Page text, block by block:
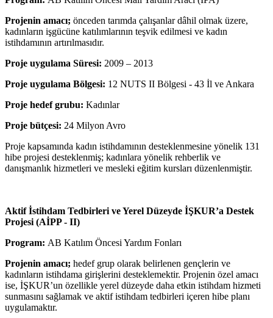
Projenin amacı; önceden tarımda çalışanlar dâhil olmak üzere,
kadınların işgücüne katılımlarının teşvik edilmesi ve kadın
istihdamının artırılmasıdır.
Proje uygulama Süresi: 2009 – 2013
Proje uygulama Bölgesi: 12 NUTS II Bölgesi - 43 İl ve Ankara
Proje hedef grubu: Kadınlar
Proje bütçesi: 24 Milyon Avro
Proje kapsamında kadın istihdamının desteklenmesine yönelik 131
hibe projesi desteklenmiş; kadınlara yönelik rehberlik ve
danışmanlık hizmetleri ve mesleki eğitim kursları düzenlenmiştir.
Aktif İstihdam Tedbirleri ve Yerel Düzeyde İŞKUR’a Destek
Projesi (AİPP - II)
Program: AB Katılım Öncesi Yardım Fonları
Projenin amacı; hedef grup olarak belirlenen gençlerin ve
kadınların istihdama girişlerini desteklemektir. Projenin özel amacı
ise, İŞKUR’un özellikle yerel düzeyde daha etkin istihdam hizmeti
sunmasını sağlamak ve aktif istihdam tedbirleri içeren hibe planı
uygulamaktır.